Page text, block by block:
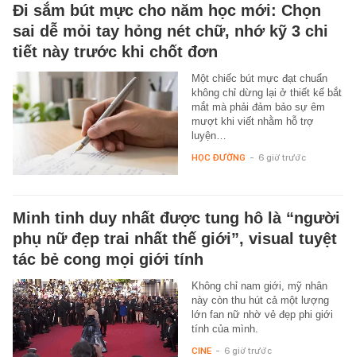
Đi sắm bút mực cho năm học mới: Chọn
sai dễ mỏi tay hỏng nét chữ, nhớ kỹ 3 chi
tiết này trước khi chốt đơn
Một chiếc bút mực đạt chuẩn
không chỉ dừng lại ở thiết kế bắt
mắt mà phải đảm bảo sự êm
mượt khi viết nhằm hỗ trợ
luyện…
HỌC ĐƯỜNG - 6 giờ trước
Minh tinh duy nhất được tung hô là “người
phụ nữ đẹp trai nhất thế giới”, visual tuyệt
tác bẻ cong mọi giới tính
Không chỉ nam giới, mỹ nhân
này còn thu hút cả một lượng
lớn fan nữ nhờ vẻ đẹp phi giới
tính của mình.
CINE - 6 giờ trước